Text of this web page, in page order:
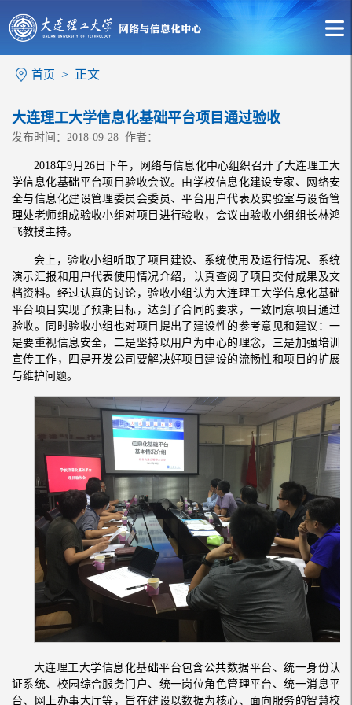
首页 > 正文
大连理工大学信息化基础平台项目通过验收
发布时间：2018-09-28 作者：
2018年9月26日下午，网络与信息化中心组织召开了大连理工大
学信息化基础平台项目验收会议。由学校信息化建设专家、网络安
全与信息化建设管理委员会委员、平台用户代表及实验室与设备管
理处老师组成验收小组对项目进行验收，会议由验收小组组长林鸿
飞教授主持。
会上，验收小组听取了项目建设、系统使用及运行情况、系统
演示汇报和用户代表使用情况介绍，认真查阅了项目交付成果及文
档资料。经过认真的讨论，验收小组认为大连理工大学信息化基础
平台项目实现了预期目标，达到了合同的要求，一致同意项目通过
验收。同时验收小组也对项目提出了建设性的参考意见和建议：一
是要重视信息安全，二是坚持以用户为中心的理念，三是加强培训
宣传工作，四是开发公司要解决好项目建设的流畅性和项目的扩展
与维护问题。
大连理工大学信息化基础平台包含公共数据平台、统一身份认
证系统、校园综合服务门户、统一岗位角色管理平台、统一消息平
台、网上办事大厅等，旨在建设以数据为核心、面向服务的智慧校